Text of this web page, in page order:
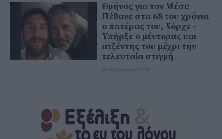
Θρήνος για τον Μέσι:
Πέθανε στα 68 του χρόνια
ο πατέρας του, Χόρχε -
Υπήρξε ο μέντορας και
ατζέντης του μέχρι την
τελευταία στιγμή
08 Αυγούστου 2026